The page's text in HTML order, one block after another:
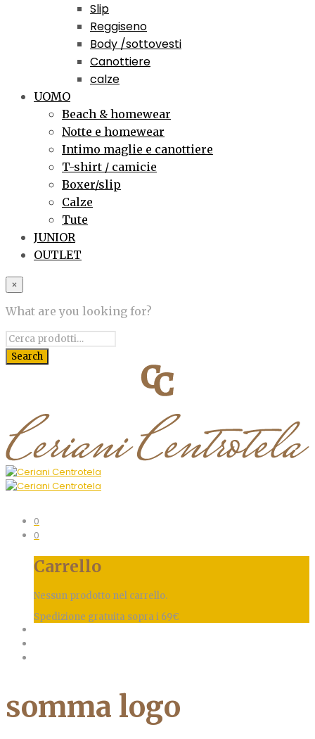
Slip
Reggiseno
Body /sottovesti
Canottiere
calze
UOMO
Beach & homewear
Notte e homewear
Intimo maglie e canottiere
T-shirt / camicie
Boxer/slip
Calze
Tute
JUNIOR
OUTLET
×
What are you looking for?
0
0
Carrello
Nessun prodotto nel carrello.
Spedizione gratuita sopra i 69€
somma logo